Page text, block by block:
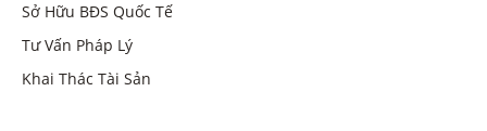
Sở Hữu BĐS Quốc Tế
Tư Vấn Pháp Lý
Khai Thác Tài Sản